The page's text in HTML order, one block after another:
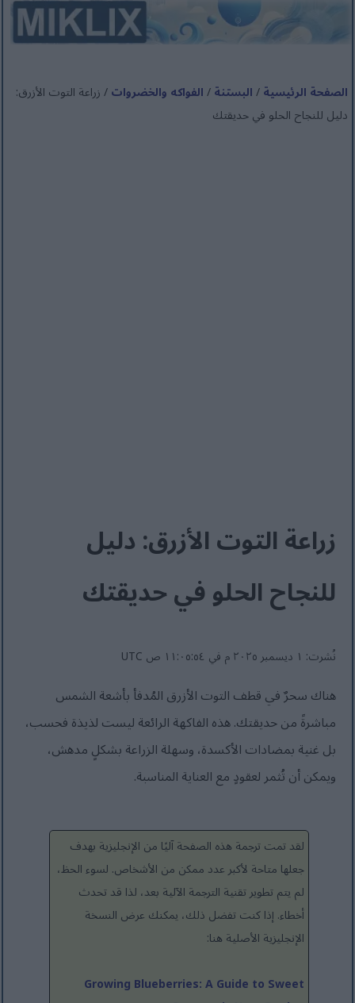
الصفحة الرئيسية/البستنة/الفواكه والخضروات/ زراعة التوت الأزرق:
دليل للنجاح الحلو في حديقتك
زراعة التوت الأزرق: دليل
للنجاح الحلو في حديقتك
نُشرت: ١ ديسمبر ٢٠٢٥ م في ١١:٠٥:٥٤ ص UTC
هناك سحرٌ في قطف التوت الأزرق المُدفأ بأشعة الشمس
مباشرةً من حديقتك. هذه الفاكهة الرائعة ليست لذيذة فحسب،
بل غنية بمضادات الأكسدة، وسهلة الزراعة بشكلٍ مدهش،
ويمكن أن تُثمر لعقودٍ مع العناية المناسبة.
لقد تمت ترجمة هذه الصفحة آليًا من الإنجليزية بهدف
جعلها متاحة لأكبر عدد ممكن من الأشخاص. لسوء الحظ،
لم يتم تطوير تقنية الترجمة الآلية بعد، لذا قد تحدث
أخطاء. إذا كنت تفضل ذلك، يمكنك عرض النسخة
الإنجليزية الأصلية هنا:
Growing Blueberries: A Guide to Sweet